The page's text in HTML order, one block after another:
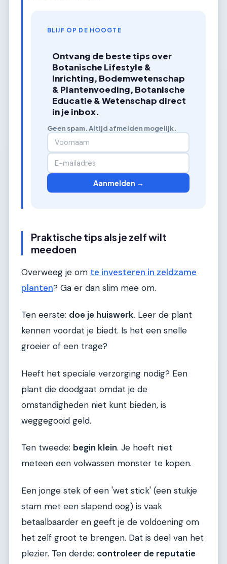
BLIJF OP DE HOOGTE
Ontvang de beste tips over
Botanische Lifestyle &
Inrichting, Bodemwetenschap
& Plantenvoeding, Botanische
Educatie & Wetenschap direct
in je inbox.
Geen spam. Altijd afmelden mogelijk.
Aanmelden →
Praktische tips als je zelf wilt
meedoen
Overweeg je om te investeren in zeldzame
planten? Ga er dan slim mee om.
Ten eerste: doe je huiswerk. Leer de plant
kennen voordat je biedt. Is het een snelle
groeier of een trage?
Heeft het speciale verzorging nodig? Een
plant die doodgaat omdat je de
omstandigheden niet kunt bieden, is
weggegooid geld.
Ten tweede: begin klein. Je hoeft niet
meteen een volwassen monster te kopen.
Een jonge stek of een 'wet stick' (een stukje
stam met een slapend oog) is vaak
betaalbaarder en geeft je de voldoening om
het zelf groot te brengen. Dat is deel van het
plezier. Ten derde: controleer de reputatie